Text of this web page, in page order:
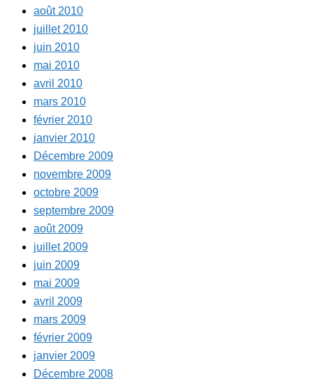
août 2010
juillet 2010
juin 2010
mai 2010
avril 2010
mars 2010
février 2010
janvier 2010
Décembre 2009
novembre 2009
octobre 2009
septembre 2009
août 2009
juillet 2009
juin 2009
mai 2009
avril 2009
mars 2009
février 2009
janvier 2009
Décembre 2008